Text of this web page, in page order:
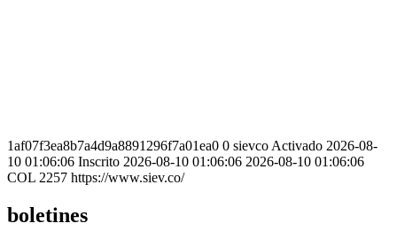
1af07f3ea8b7a4d9a8891296f7a01ea0 0 sievco Activado 2026-08-
10 01:06:06 Inscrito 2026-08-10 01:06:06 2026-08-10 01:06:06
COL 2257 https://www.siev.co/
boletines